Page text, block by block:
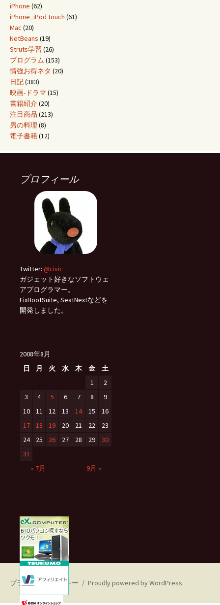
iPhone (62)
iPhone_iPod touch (61)
Mac (20)
NetBeans (19)
Struts学習 (26)
プログラム (153)
情強お得ネタ (20)
日記(383)
映画-ドラマ (15)
書籍紹介(20)
注目商品 (213)
男の料理 (8)
電子書籍(12)
プロフィール
Twitter: @civic
ガジェット好きなソフトウェ
アプログラマー。
FixHootSuite, SeatNextなどを
開発しました。
2008年8月
日
月 火 水 木 金
土
1
2
3
4 5 6 7 8
9
10
11 12 13 14 15
16
17
18 19 20 21 22
23
24
25 26 27 28 29
30
31
« 7月
9月 »
プライバシーポリシー Proudly powered by WordPress